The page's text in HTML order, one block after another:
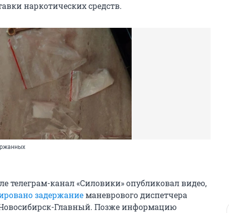
наркотических средств.
телеграм-канал «Силовики» опубликовал видео,
задержаниеманеврового диспетчера
Главный. Позже информацию